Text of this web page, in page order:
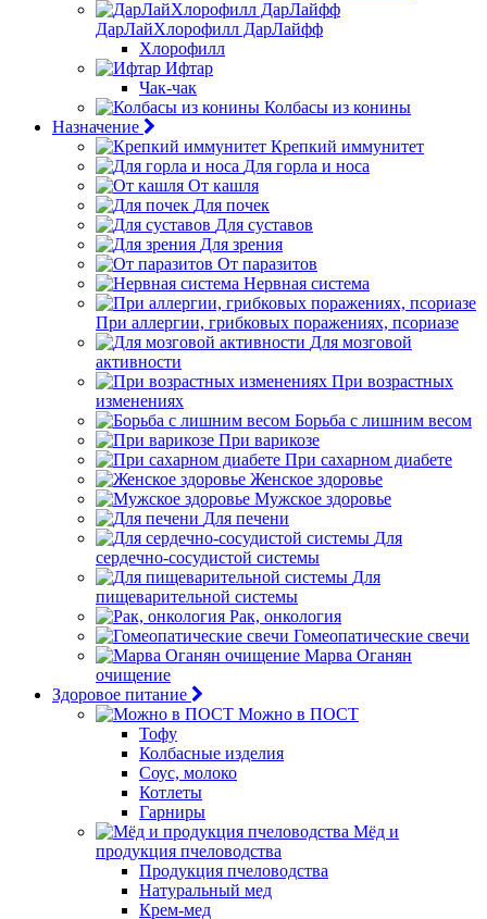
ДарЛайХлорофилл ДарЛайфф
Хлорофилл
Ифтар
Чак-чак
Колбасы из конины
Назначение
Крепкий иммунитет
Для горла и носа
От кашля
Для почек
Для суставов
Для зрения
От паразитов
Нервная система
При аллергии, грибковых поражениях, псориазе
Для мозговой
активности
При возрастных
изменениях
Борьба с лишним весом
При варикозе
При сахарном диабете
Женское здоровье
Мужское здоровье
Для печени
Для
сердечно-сосудистой системы
Для
пищеварительной системы
Рак, онкология
Гомеопатические свечи
Марва Оганян
очищение
Здоровое питание
Можно в ПОСТ
Тофу
Колбасные изделия
Соус, молоко
Котлеты
Гарниры
Мёд и
продукция пчеловодства
Продукция пчеловодства
Натуральный мед
Крем-мед